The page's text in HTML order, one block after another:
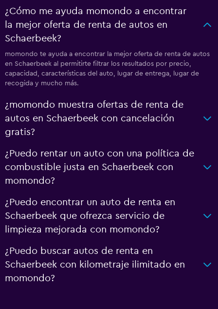
¿Cómo me ayuda momondo a encontrar
la mejor oferta de renta de autos en
Schaerbeek?
momondo te ayuda a encontrar la mejor oferta de renta de autos
en Schaerbeek al permitirte filtrar los resultados por precio,
capacidad, características del auto, lugar de entrega, lugar de
recogida y mucho más.
¿momondo muestra ofertas de renta de
autos en Schaerbeek con cancelación
gratis?
¿Puedo rentar un auto con una política de
combustible justa en Schaerbeek con
momondo?
¿Puedo encontrar un auto de renta en
Schaerbeek que ofrezca servicio de
limpieza mejorada con momondo?
¿Puedo buscar autos de renta en
Schaerbeek con kilometraje ilimitado en
momondo?